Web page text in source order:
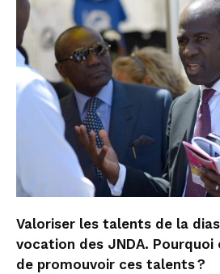
Valoriser les talents de la
vocation des JNDA.
de promouvoir ces talents ?